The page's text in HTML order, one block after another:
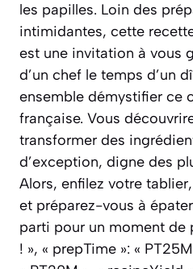
les papilles. Loin des
intimidantes, cette
est une invitation à vous
d’un chef le temps d’un
ensemble démystifier ce
française. Vous
transformer des
d’exception, digne des
Alors, enfilez votre
et préparez-vous à
parti pour un moment de
! », « prepTime »: «